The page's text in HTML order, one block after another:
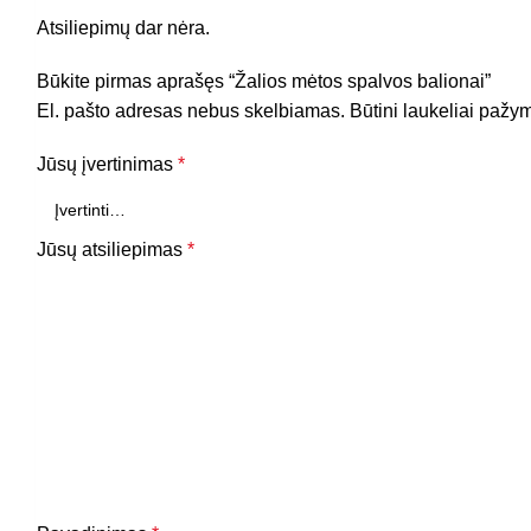
Atsiliepimų dar nėra.
Būkite pirmas aprašęs “Žalios mėtos spalvos balionai”
El. pašto adresas nebus skelbiamas. Būtini laukeliai
Jūsų įvertinimas *
Jūsų atsiliepimas *